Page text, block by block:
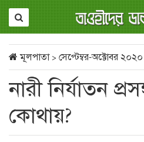
মূলপাতা> সেপ্টেম্বর-অক্টোবর ২০২০
নারী নির্যাতন
কোথায়?